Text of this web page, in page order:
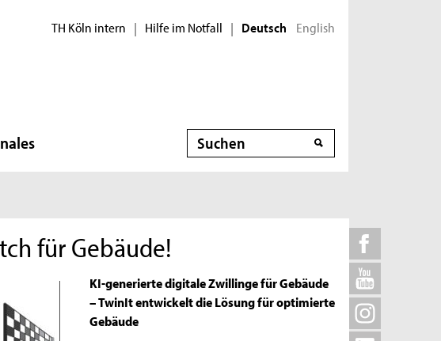
TH Köln intern | Hilfe im Notfall | Deutsch English
Suche
für Gebäude!
KI-generierte digitale Zwillinge für Gebäude
– TwinIt entwickelt die Lösung für optimierte
Gebäude